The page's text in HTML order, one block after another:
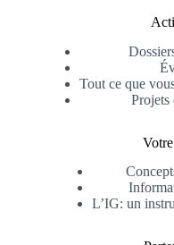
Tout ce que
Projets
L’IG: un